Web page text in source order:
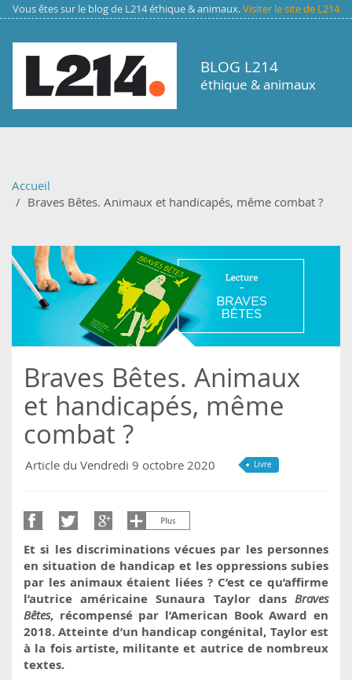
Aller au contenu principal
Vous êtes sur le blog de L214 éthique & animaux.Visiter le site de L214
BLOG L214
éthique & animaux
Accueil
Braves Bêtes. Animaux et handicapés, même combat ?
Braves Bêtes. Animaux
et handicapés, même
combat ?
Article du Vendredi 9 octobre 2020 Livre
Et si les discriminations vécues par les personnes
en situation de handicap et les oppressions subies
par les animaux étaient liées ? C’est ce qu’affirme
l’autrice américaine Sunaura Taylor dans Braves
Bêtes, récompensé par l’American Book Award en
2018. Atteinte d’un handicap congénital, Taylor est
à la fois artiste, militante et autrice de nombreux
textes.